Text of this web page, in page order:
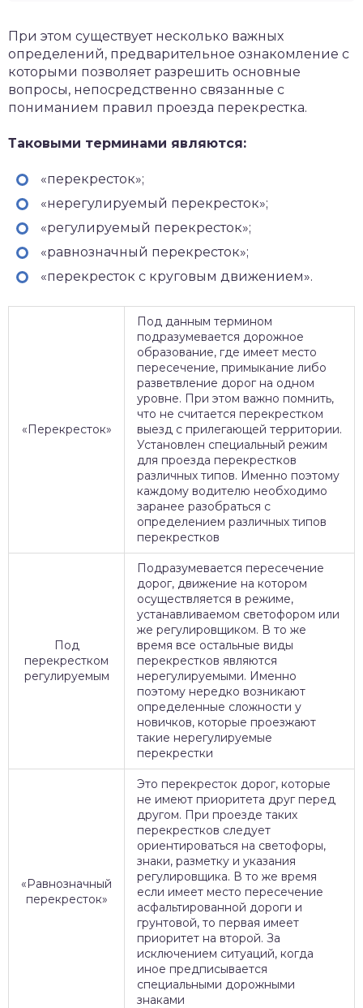
При этом существует несколько важных
определений, предварительное ознакомление с
которыми позволяет разрешить основные
вопросы, непосредственно связанные с
пониманием правил проезда перекрестка.
Таковыми терминами являются:
«перекресток»;
«нерегулируемый перекресток»;
«регулируемый перекресток»;
«равнозначный перекресток»;
«перекресток с круговым движением».
«Перекресток»
Под данным термином
подразумевается дорожное
образование, где имеет место
пересечение, примыкание либо
разветвление дорог на одном
уровне. При этом важно помнить,
что не считается перекрестком
выезд с прилегающей территории.
Установлен специальный режим
для проезда перекрестков
различных типов. Именно поэтому
каждому водителю необходимо
заранее разобраться с
определением различных типов
перекрестков
Под
перекрестком
регулируемым
Подразумевается пересечение
дорог, движение на котором
осуществляется в режиме,
устанавливаемом светофором или
же регулировщиком. В то же
время все остальные виды
перекрестков являются
нерегулируемыми. Именно
поэтому нередко возникают
определенные сложности у
новичков, которые проезжают
такие нерегулируемые
перекрестки
«Равнозначный
перекресток»
Это перекресток дорог, которые
не имеют приоритета друг перед
другом. При проезде таких
перекрестков следует
ориентироваться на светофоры,
знаки, разметку и указания
регулировщика. В то же время
если имеет место пересечение
асфальтированной дороги и
грунтовой, то первая имеет
приоритет на второй. За
исключением ситуаций, когда
иное предписывается
специальными дорожными
знаками